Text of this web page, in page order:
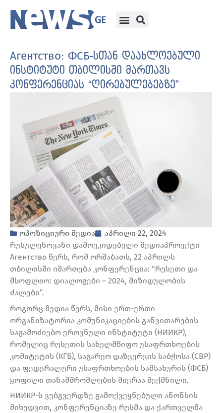
Агентство: ФСБ-სთან დაახლოებული
ინსტიტუტი თბილისში მართავს
კონფერენციას “ღირებულებებზე”
ოპოზიციური მედია
აპრილი 22, 2024
რუსულენოვანი დამოუკიდებელი მედიაპროექტი
Агентство წერს, რომ ორშაბათს, 22 აპრილს
თბილისში იმართება კონფერენცია: “რუსეთი და
მსოფლიო: დიალოგები – 2024, მიზიდულობის
ძალები”.
როგორც მედია წერს, მისი ერთ-ერთი
ორგანიზატორია კომუნიკაციების განვითარების
საგამოძიებო ეროვნული ინსტიტუტი (НИИКР),
რომელიც რუსეთის სახელმწიფო უსაფრთხოების
კომიტეტის (КГБ), საგარეო დაზვერვის საბჭოსა (СВР)
და ფედერალური უსაფრთხოების სამსახურის (ФСБ)
ყოფილი თანამშრომლების მიერაა შექმნილი.
НИИКР-ს ვებგვერდზე გამოქვეყნებული ანონსის
მიხედვით, კონფერენციაზე რუსმა და ქართველმა